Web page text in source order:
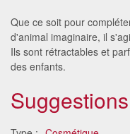
Que ce soit pour
d'animal imaginaire, il
Ils sont rétractables et
des enfants.